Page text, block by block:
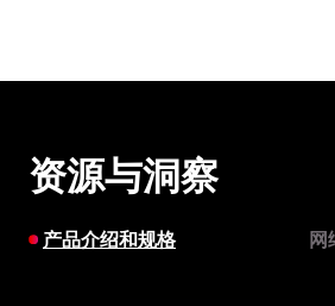
资源与洞察
产品介绍和规格